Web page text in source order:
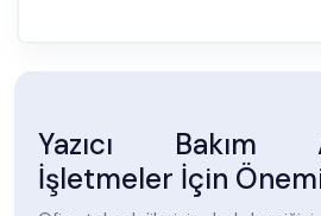
Yazıcı Bakım
İşletmeler İçin